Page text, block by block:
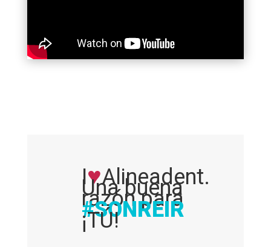
I♥Alineadent.
Una buena
razón para
#SONREIR
¡TÚ!